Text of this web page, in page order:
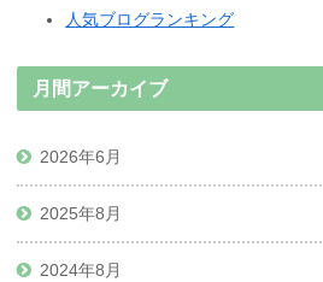
人気ブログランキング
月間アーカイブ
2026年6月
2025年8月
2024年8月